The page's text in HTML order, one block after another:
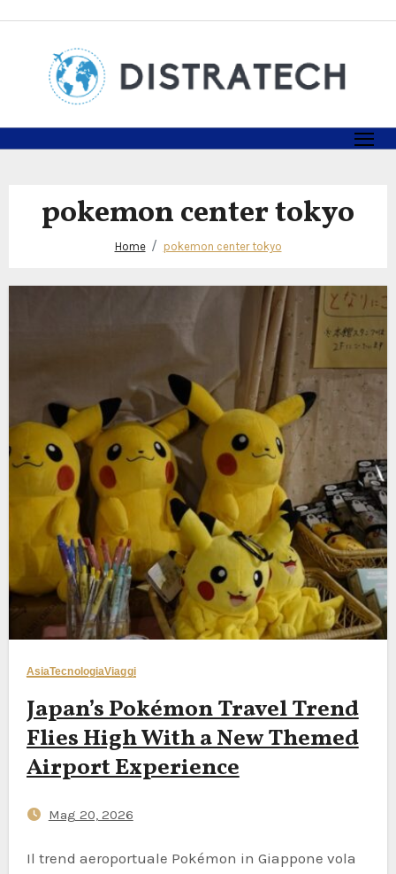
pokemon center tokyo
Home pokemon center tokyo
AsiaTecnologiaViaggi
Japan’s Pokémon Travel Trend
Flies High With a New Themed
Airport Experience
Mag 20, 2026
Il trend aeroportuale Pokémon in Giappone vola